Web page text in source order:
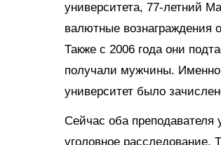
университета, 77-летний
валютные вознаграждения
Также с 2006 года они
получали мужчины. Именно
университет было
Сейчас оба
уголовное расследование.